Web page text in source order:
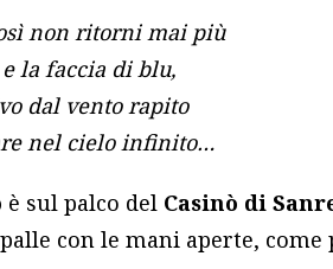
non ritorni mai più
la faccia di blu,
dal vento rapito
nel cielo infinito…
è sul palco del Casinò di
con le mani aperte,